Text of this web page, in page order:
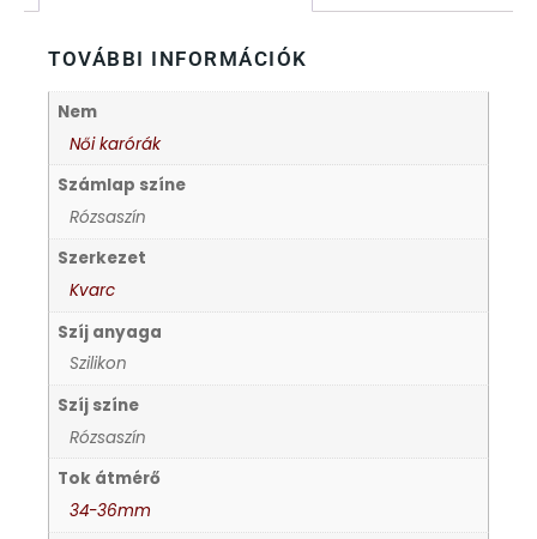
TOVÁBBI INFORMÁCIÓK
Nem
Női karórák
Számlap színe
Rózsaszín
Szerkezet
Kvarc
Szíj anyaga
Szilikon
Szíj színe
Rózsaszín
Tok átmérő
34-36mm
FRANCIS DELON
FREELOOK
GUESS KARÓRÁK
HÁLÓZATI ÓRÁK
HOLLÓHÁZI PORCELÁN
ICE WATCH
KANDALLÓÓRÁK
KENNETH COLE